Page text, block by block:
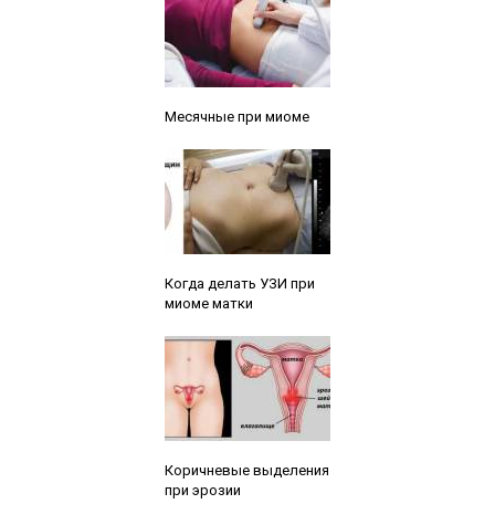
Месячные при миоме
Когда делать УЗИ при
миоме матки
Коричневые выделения
при эрозии